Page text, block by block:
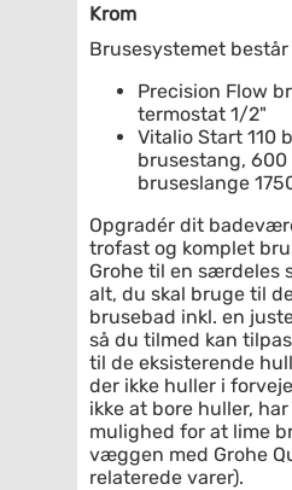
Krom
Brusesystemet består
Precision Flow
termostat 1/2"
Vitalio Start 110
brusestang, 600
bruseslange
Opgradér dit
trofast og komplet
Grohe til en særdeles
alt, du skal bruge til
brusebad inkl. en
så du tilmed kan
til de eksisterende
der ikke huller i
ikke at bore huller,
mulighed for at lime
væggen med Grohe
relaterede varer).